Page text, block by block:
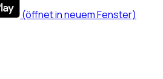
(öffnet in neuem Fenster)